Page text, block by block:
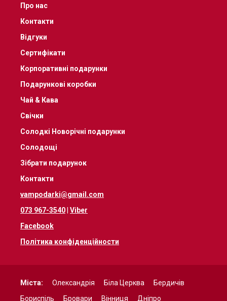
Про нас
Контакти
Відгуки
Сертифікати
Корпоративні подарунки
Подарункові коробки
Чай & Кава
Свічки
Солодкі Новорічні подарунки
Солодощі
Зібрати подарунок
Контакти
vampodarki@gmail.com
073 967-3540 Viber
Facebook
Політика конфіденційности
Міста: Олександрія Біла Церква
Бердичів
Бориспіль
Бровари Вінниця Дніпро